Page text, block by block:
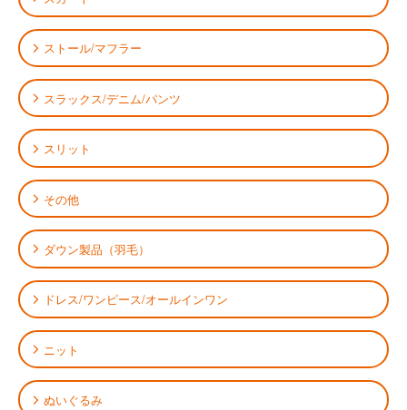
ストール/マフラー
スラックス/デニム/パンツ
スリット
その他
ダウン製品（羽毛）
ドレス/ワンピース/オールインワン
ニット
ぬいぐるみ